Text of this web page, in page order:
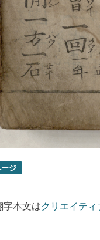
ジ
本文はクリエイテ